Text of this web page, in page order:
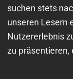
suchen stets
unseren Lesern
Nutzererlebnis
zu präsentieren,